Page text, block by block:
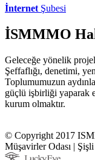
İnternet Şubesi
İSMMMO
Geleceğe yönelik
Şeffaflığı, denetimi,
Toplumumuzun
güçlü işbirliği yaparak
kurum olmaktır.
© Copyright 2017
Müşavirler Odası |